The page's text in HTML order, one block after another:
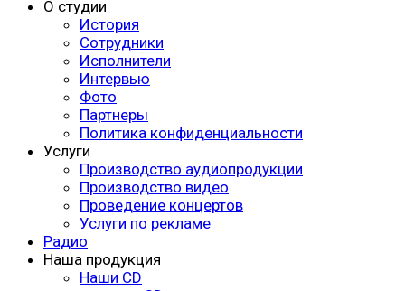
О студии
История
Сотрудники
Исполнители
Интервью
Фото
Партнеры
Политика конфиденциальности
Услуги
Производство аудиопродукции
Производство видео
Проведение концертов
Услуги по рекламе
Радио
Наша продукция
Наши CD